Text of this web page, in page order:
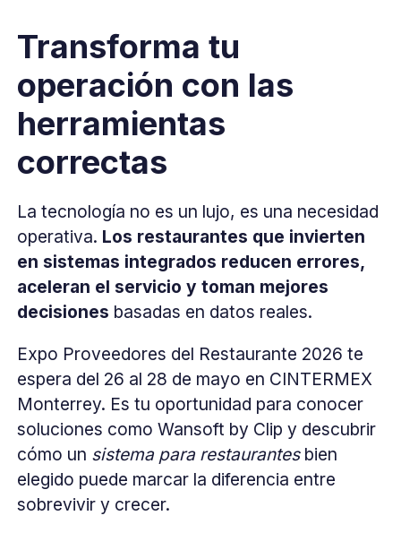
Transforma tu
operación con las
herramientas
correctas
La tecnología no es un lujo, es una necesidad
operativa. Los restaurantes que invierten
en sistemas integrados reducen errores,
aceleran el servicio y toman mejores
decisiones basadas en datos reales.
Expo Proveedores del Restaurante 2026 te
espera del 26 al 28 de mayo en CINTERMEX
Monterrey. Es tu oportunidad para conocer
soluciones como Wansoft by Clip y descubrir
cómo un sistema para restaurantesbien
elegido puede marcar la diferencia entre
sobrevivir y crecer.